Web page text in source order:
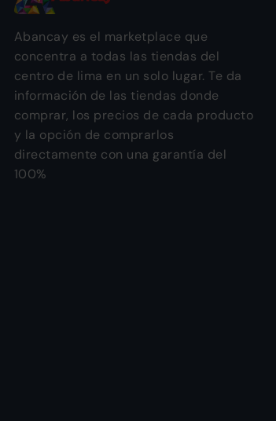
Abancay es el marketplace que
concentra a todas las tiendas del
centro de lima en un solo lugar. Te da
información de las tiendas donde
comprar, los precios de cada producto
y la opción de comprarlos
directamente con una garantía del
100%